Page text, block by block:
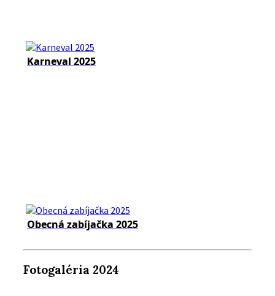
Karneval 2025
Obecná zabíjačka 2025
Fotogaléria 2024